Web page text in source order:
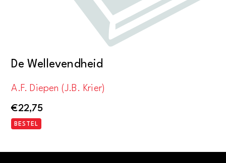
De Wellevendheid
A.F. Diepen (J.B. Krier)
€22,75
BESTEL